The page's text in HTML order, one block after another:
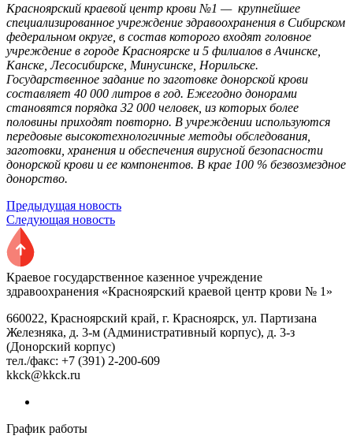
Красноярский краевой центр крови №1 — крупнейшее
специализированное учреждение здравоохранения в Сибирском
федеральном округе, в состав которого входят головное
учреждение в городе Красноярске и 5 филиалов в Ачинске,
Канске, Лесосибирске, Минусинске, Норильске.
Государственное задание по заготовке донорской крови
составляет 40 000 литров в год. Ежегодно донорами
становятся порядка 32 000 человек, из которых более
половины приходят повторно. В учреждении используются
передовые высокотехнологичные методы обследования,
заготовки, хранения и обеспечения вирусной безопасности
донорской крови и ее компонентов. В крае 100 % безвозмездное
донорство.
Предыдущая новость
Следующая новость
Краевое государственное казенное учреждение
здравоохранения «Красноярский краевой центр крови № 1»
660022, Красноярский край, г. Красноярск, ул. Партизана
Железняка, д. 3-м (Административный корпус), д. 3-з
(Донорский корпус)
тел./факс: +7 (391) 2-200-609
kkck@kkck.ru
График работы